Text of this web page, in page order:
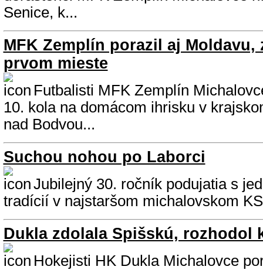
Senice, k...
MFK Zemplín porazil aj Moldavu,
prvom mieste
Futbalisti MFK Zemplín
10. kola na domácom ihrisku v
nad Bodvou...
Suchou nohou po Laborci
Jubilejný 30. ročník podujatia s
tradícií v najstaršom michalovskom
Dukla zdolala Spišskú, rozhodol
Hokejisti HK Dukla Michalovce